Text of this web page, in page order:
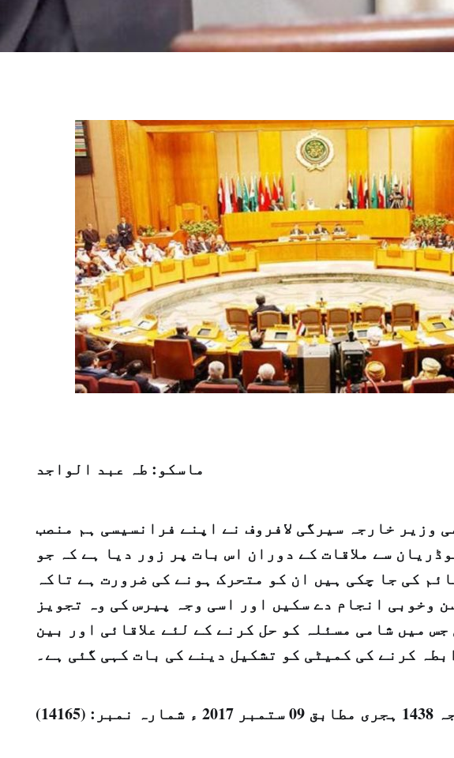
ماسکو: طہ عبد الواجد
وزیر خارجہ سیرگی لافروف نے اپنے فرانسیسی ہم منصب
سے ملاقات کے دوران اس بات پر زور دیا ہے کہ جو
کی جا چکی ہیں ان کو متحرک ہونے کی ضرورت ہے تاکہ
وخوبی انجام دے سکیں اور اسی وجہ پیرس کی وہ تجویز
میں شامی مسئلہ کو حل کرنے کے لئے علاقائی اور بین
کرنے کی کمیٹی کو تشکیل دینے کی بات کہی گئی ہے۔